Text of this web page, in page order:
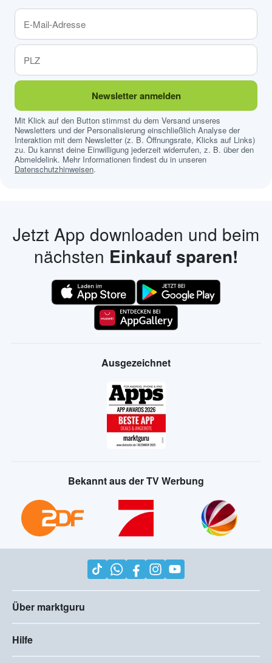
Newsletter anmelden
Mit Klick auf den Button stimmst du dem Versand unseres
Newsletters und der Personalisierung einschließlich Analyse der
Interaktion mit dem Newsletter (z. B. Öffnungsrate, Klicks auf Links)
zu. Du kannst deine Einwilligung jederzeit widerrufen, z. B. über den
Abmeldelink. Mehr Informationen findest du in unseren
Datenschutzhinweisen.
Jetzt App downloaden und beim
nächsten Einkauf sparen!
Ausgezeichnet
Bekannt aus der TV Werbung
Über marktguru
Hilfe